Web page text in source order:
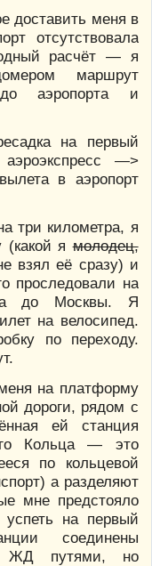
доставить меня в
отсутствовала
расчёт — я
маршрут
до аэропорта и
на первый
—>
в аэропорт
три километра, я
(какой ямолодец,
взял её сразу) и
проследовали на
до Москвы. Я
на велосипед.
по переходу.
на платформу
дороги, рядом с
ей станция
Кольца — это
по кольцевой
а разделяют
мне предстояло
на первый
соединены
ЖД путями, но